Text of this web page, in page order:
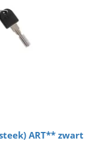
ART** zwart